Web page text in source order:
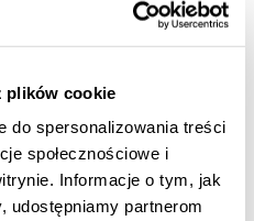
plików cookie
do spersonalizowania treści
społecznościowe i
Informacje o tym, jak
udostępniamy partnerom
z międzynarodowych
jak GRI (Global Reporting
Accounting Standards
zaangażowanie zespołu
informacji.
ESG